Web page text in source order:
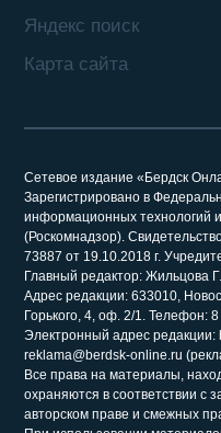
Яндекс поиск
Карта сайта
Сетевое издание «Бердск
Зарегистрировано в
информационных технологий
(Роскомнадзор).
73887 от 19.10.2018 г.
Главный редактор: Жильцова
Адрес редакции: 633010,
Горького, 4, оф. 2/1. Телефон:
Электронный адрес редакции:
reklama@berdsk-online.ru
Все права на материалы,
охраняются в соответствии с
авторском праве и смежных